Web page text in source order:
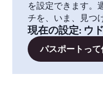
を設定できます。
チを、いま、見つ
現在の設定: ウ
パスポートって